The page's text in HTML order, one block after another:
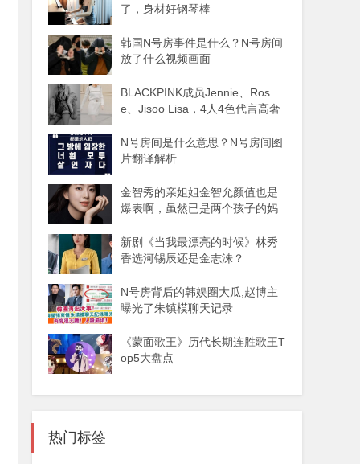
了，身材好钢琴棒
韩国N号房事件是什么？N号房间
放了什么视频画面
BLACKPINK成员Jennie、Ros
e、Jisoo Lisa，4人4色代言高奢
N号房间是什么意思？N号房间图
片翻译解析
金智秀的亲姐姐金智允颜值也是
爆表啊，虽然已是两个孩子的妈
新剧《当我最漂亮的时候》林秀
香选河锡辰还是金志洙？
N号房背后的韩娱圈大瓜,赵博主
曝光了朱镇模聊天记录
《蒙面歌王》历代长期连胜歌王T
op5大盘点
热门标签